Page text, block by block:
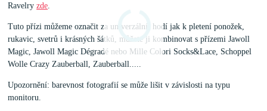
Ravelryzde
Tuto přízi můžeme označit za univerzální, hodí jak k pletení ponožek,
rukavic, svetrů i krásných šátků, můžete ji kombinovat s přízemi Jawoll
Magic, Jawoll Magic Dégradé nebo Mille Colori Socks&Lace, Schoppel
Wolle Crazy Zauberball, Zauberball.....
Upozornění: barevnost fotografií se může lišit v závislosti na typu
monitoru.